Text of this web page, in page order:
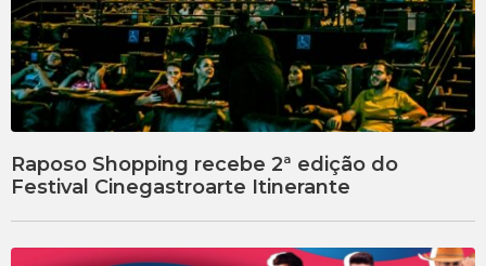
Raposo Shopping recebe 2ª edição do
Festival Cinegastroarte Itinerante